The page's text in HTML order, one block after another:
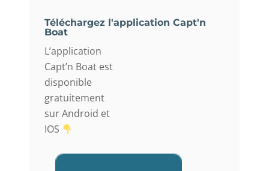
Téléchargez l'application Capt'n
Boat
L’application
Capt’n Boat est
disponible
gratuitement
sur Android et
IOS